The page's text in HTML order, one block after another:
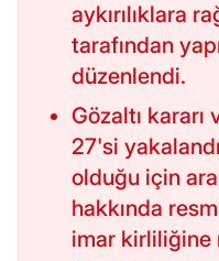
aykırılıklara
tarafından
düzenlendi.
Gözaltı
27'si
olduğu için
hakkında
imar kirliliğine